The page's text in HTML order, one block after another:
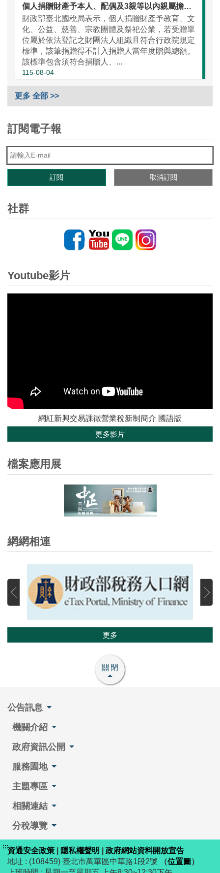
個人捐贈財產予本人、配偶及3親等以內親屬擔任董監事之財團法人，應留意不計入贈與總額之規定
財政部臺北國稅局表示，個人捐贈財產予教育、文
化、公益、慈善、宗教團體及祭祀公業，若受贈單
位屬於依法登記之財團法人組織且符合行政院規定
標準，該筆捐贈得不計入捐贈人當年度贈與總額。
該標準包含須符合捐贈人、...
115-08-04
更多 全部 >>
訂閱電子報
社群
Youtube影片
網紅新興交易課徵營業稅新制簡介 國語版
更多影片
檔案應用展
網網相連
更多
關閉
公告訊息
機關介紹
政府資訊公開
服務園地
主題專區
相關連結
分稅導覽
:::資通安全政策 隱私權聲明
政府網站資料開放宣告
地址 : (108459) 臺北市萬華區中華路1段2號
（位置圖 ）